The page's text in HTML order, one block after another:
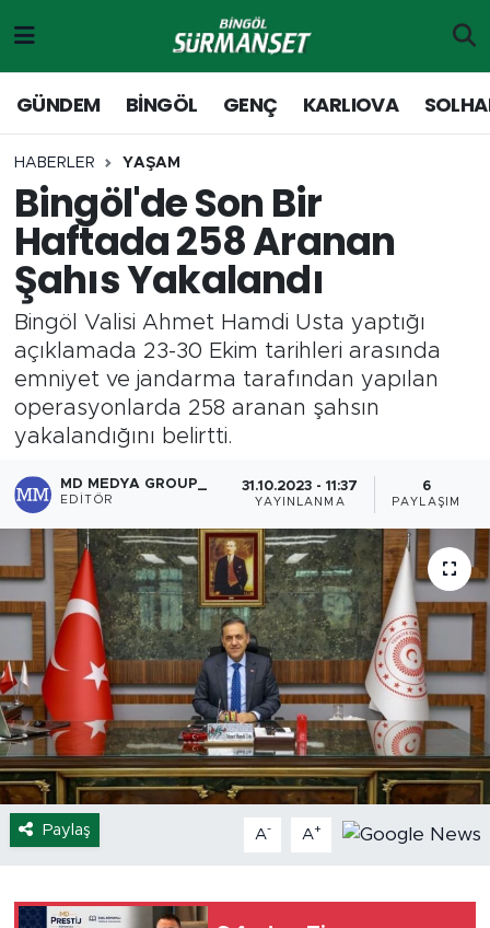
GÜNDEM BİNGÖL GENÇ KARLIOVA
HABERLER YAŞAM
Bingöl'de Son Bir
Haftada 258 Aranan
Şahıs Yakalandı
Bingöl Valisi Ahmet Hamdi Usta yaptığı
açıklamada 23-30 Ekim tarihleri arasında
emniyet ve jandarma tarafından yapılan
operasyonlarda 258 aranan şahsın
yakalandığını belirtti.
MD MEDYA GROUP_
EDITÖR
31.10.2023 - 11:37
YAYINLANMA
6
PAYLAŞIM
Paylaş A- A+
Genç
Solhan
Karlıova
Yayladere-Yedisu
MD Prestij Dergisi
Spor
Yaşam
Sağlık
Eğitim
Ekonomi
Hava Durumu
Bingöl Kaza Haberleri
Merkez Hava Durumu
Merkez Trafik Yoğunluk Haritası
Süper Lig Puan Durumu ve Fikstür
Son Dakika Haberleri
Haber Arşivi